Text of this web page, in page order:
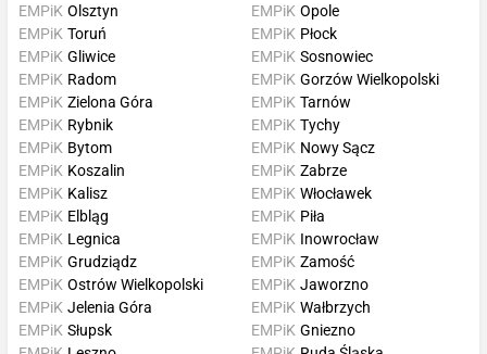
EMPiK Olsztyn
EMPiK Toruń
EMPiK Gliwice
EMPiK Radom
EMPiK Opole
EMPiK Płock
EMPiK Sosnowiec
EMPiK Gorzów Wielkopolski
EMPiK Zielona Góra
EMPiK Rybnik
EMPiK Bytom
EMPiK Koszalin
EMPiK Tarnów
EMPiK Tychy
EMPiK Nowy Sącz
EMPiK Zabrze
EMPiK Kalisz
EMPiK Elbląg
EMPiK Legnica
EMPiK Grudziądz
EMPiK Włocławek
EMPiK Piła
EMPiK Inowrocław
EMPiK Zamość
EMPiK Ostrów Wielkopolski
EMPiK Jelenia Góra
EMPiK Słupsk
EMPiK Jaworzno
EMPiK Wałbrzych
EMPiK Gniezno